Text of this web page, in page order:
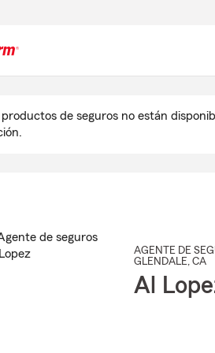
de seguros no están
AGENTE DE
GLENDALE, CA
Al